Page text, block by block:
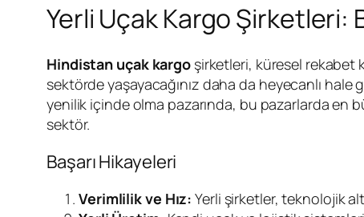
Yerli Uçak Kargo Şirketleri:
Hindistan uçak kargo şirketleri, küresel rekabet
sektörde yaşayacağınız daha da heyecanlı
yenilik içinde olma pazarında, bu pazarlarda en
sektör.
Başarı Hikayeleri
Verimlilik ve Hız: Yerli şirketler, teknolojik